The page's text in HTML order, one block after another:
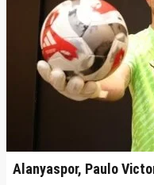
Alanyaspor, Paulo